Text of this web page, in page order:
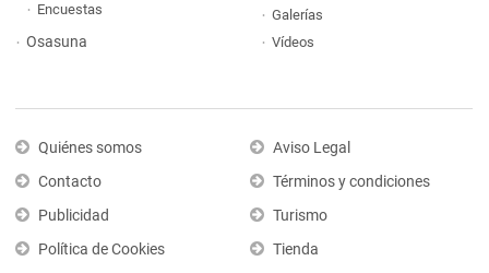
Encuestas
Osasuna
Galerías
Vídeos
Quiénes somos
Contacto
Publicidad
Política de Cookies
Aviso Legal
Términos y condiciones
Turismo
Tienda